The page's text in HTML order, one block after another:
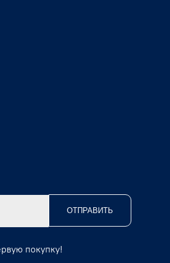
ОТПРАВИТЬ
покупку!